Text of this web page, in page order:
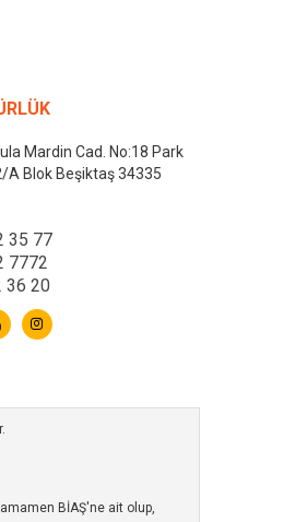
Mardin Cad. No:18 Park
A Blok Beşiktaş 34335
35 77
7772
36 20
BİAŞ'ne ait olup,